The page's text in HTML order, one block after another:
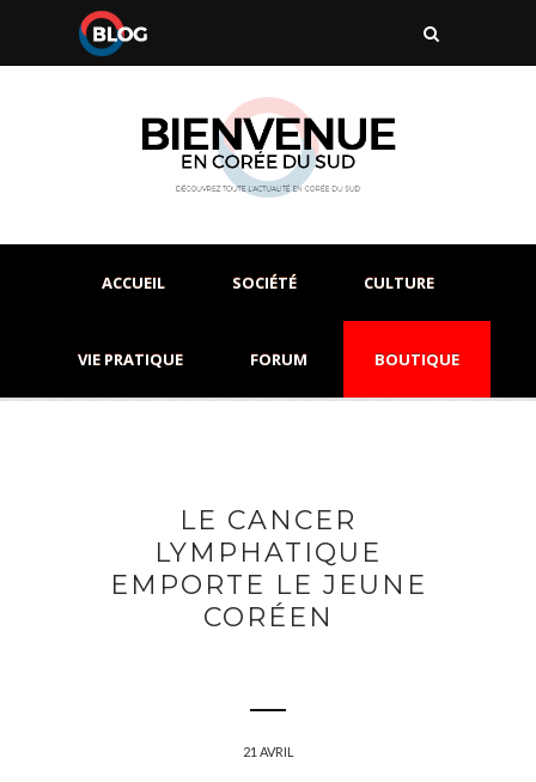
ACCUEIL SOCIÉTÉ CULTURE
VIE PRATIQUE FORUM BOUTIQUE
LE CANCER
LYMPHATIQUE
EMPORTE LE JEUNE
CORÉEN
21 AVRIL